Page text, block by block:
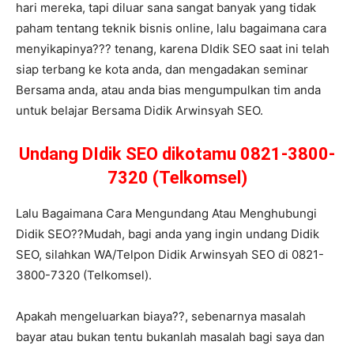
hari mereka, tapi diluar sana sangat banyak yang tidak
paham tentang teknik bisnis online, lalu bagaimana cara
menyikapinya??? tenang, karena DIdik SEO saat ini telah
siap terbang ke kota anda, dan mengadakan seminar
Bersama anda, atau anda bias mengumpulkan tim anda
untuk belajar Bersama Didik Arwinsyah SEO.
Undang DIdik SEO dikotamu 0821-3800-
7320 (Telkomsel)
Lalu Bagaimana Cara Mengundang Atau Menghubungi
Didik SEO??Mudah, bagi anda yang ingin undang Didik
SEO, silahkan WA/Telpon Didik Arwinsyah SEO di 0821-
3800-7320 (Telkomsel).
Apakah mengeluarkan biaya??, sebenarnya masalah
bayar atau bukan tentu bukanlah masalah bagi saya dan